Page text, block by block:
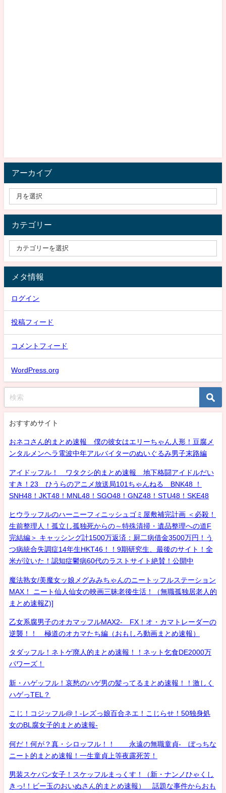
アーカイブ
カテゴリー
メタ情報
ログイン
投稿フィード
コメントフィード
WordPress.org
おすすめサイト
おネコさん的まとめ速報 僕の彼女はエリーちゃん人形！豆腐メ
ンタルメンヘラ電波中年アルバイターのぬいぐるみ男子末路編
アイドッフル！ ワタクシ的まとめ速報 地下格闘アイドルだい
すき！23 ひうらのアニメ放送局101ちゃんねる BNK48 ！
SNH48！JKT48！MNL48！SGO48！GNZ48！STU48！SKE48
ヒウラッフルのハーニーフィニッシュゴミ屋敷補完計画 ＜必殺！
生前整理人！孤立し孤独死からの～特殊清掃・遺品整理への道F
完結編＞ キャッシング計1500万返済：厨二病借金3500万円！う
つ病統合失調症14年生HKT46！！9期研究生、最後のサイト！全
米が泣いた！認知症鬱病60代のラストサイト絶賛！公開中
魔法熟女/美魔女ッ娘メグみみちゃんのニートッフルステーション
MAX！ ニート仙人仙女の映画三昧老後生活！（無職孤独居老人的
まとめ速報Z)]
乙女系腐男子のオカマッフルMAX2- FX！オ・カマトレーダーの
逆襲！！ 極道のオカマたち編（おもしろ動画まとめ速報）
タダッフル！ネトゲ廃人的まとめ速報！！ネット乞食DE2000万
パワーズ！
新・ハゲッフル！哀愁のハゲ男の髪ってるまとめ速報！！激しく
ハゲっTEL？
こじ！コジッフル@！-レズっ娘百合ネエ！こじらせ！50独身処
女のBL腐女子的まとめ速報-
何だ！何が？真・シロッフル！！ 永遠の無職童貞- ぼっちな
ニート的まとめ速報！一生童貞上等夜露死苦！
男装スケバン女子！スケッフルまっくす！（新・ナンノひゃくし
きっ!！ビー玉のおいぬさん的まとめ速報） 話題な事件からおも